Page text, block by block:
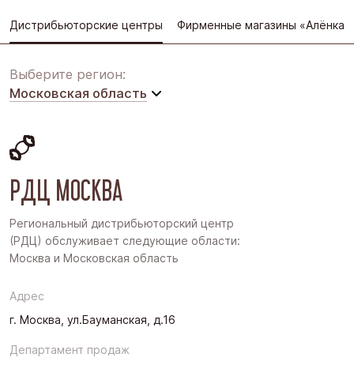
Дистрибьюторские центры Фирменные магазины «Алёнка»
Выберите регион:
Московская область
Восточная Сибирь
Дальний Восток
Поволжье
Урал
РДЦ МОСКВА
Региональный дистрибьюторский центр
(РДЦ) обслуживает следующие области:
Москва и Московская область
Адрес
г. Москва, ул.Бауманская, д.16
Департамент продаж